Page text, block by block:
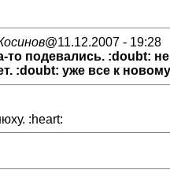
@11.12.2007 - 19:28
то подевались. :doubt:
:doubt: уже все к
:heart: